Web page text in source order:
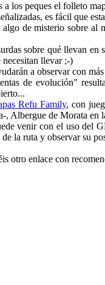
a los peques el folleto
es fácil que
algo de misterio sobre al
sobre qué llevan
llevar ;-)
a observar con
de evolución"
Refu Family, con
Albergue de Morata
venir con el uso del
la ruta y observar su
otro enlace con